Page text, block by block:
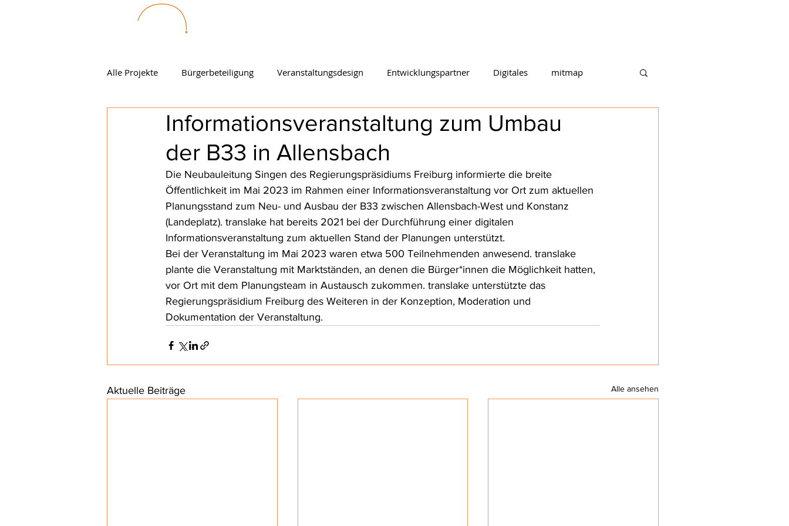
Alle Projekte Bürgerbeteiligung Veranstaltungsdesign Entwicklungspartner Digitales mitmap
Informationsveranstaltung zum Umbau
der B33 in Allensbach
Die Neubauleitung Singen des Regierungspräsidiums Freiburg informierte die breite
Öffentlichkeit im Mai 2023 im Rahmen einer Informationsveranstaltung vor Ort zum aktuellen
Planungsstand zum Neu- und Ausbau der B33 zwischen Allensbach-West und Konstanz
(Landeplatz). translake hat bereits 2021 bei der Durchführung einer digitalen
Informationsveranstaltung zum aktuellen Stand der Planungen unterstützt.
Bei der Veranstaltung im Mai 2023 waren etwa 500 Teilnehmenden anwesend. translake
plante die Veranstaltung mit Marktständen, an denen die Bürger*innen die Möglichkeit hatten,
vor Ort mit dem Planungsteam in Austausch zukommen. translake unterstützte das
Regierungspräsidium Freiburg des Weiteren in der Konzeption, Moderation und
Dokumentation der Veranstaltung.
Aktuelle Beiträge Alle ansehen